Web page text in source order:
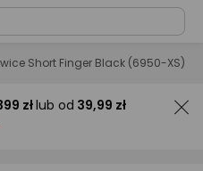
Short Finger Black (6950-XS)
złlub od 39,99 zł